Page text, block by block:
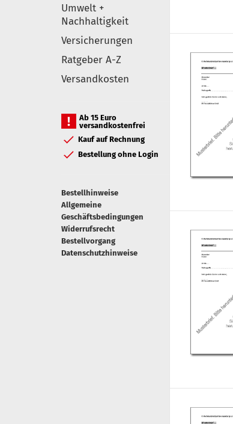
Umwelt +
Nachhaltigkeit
Versicherungen
Ratgeber A-Z
Versandkosten
Ab 15 Euro
versandkostenfrei
Kauf auf Rechnung
Bestellung ohne Login
Bestellhinweise
Allgemeine
Geschäftsbedingungen
Widerrufsrecht
Bestellvorgang
Datenschutzhinweise